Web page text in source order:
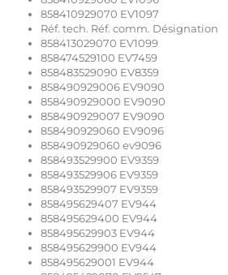
858410929070 EV1097
Réf. tech. Réf. comm. Désignation
858413029070 EV1099
858474529100 EV7459
858483529090 EV8359
858490929006 EV9090
858490929000 EV9090
858490929007 EV9090
858490929060 EV9096
858490929060 ev9096
858493529900 EV9359
858493529906 EV9359
858493529907 EV9359
858495629407 EV944
858495629400 EV944
858495629903 EV944
858495629900 EV944
858495629001 EV944